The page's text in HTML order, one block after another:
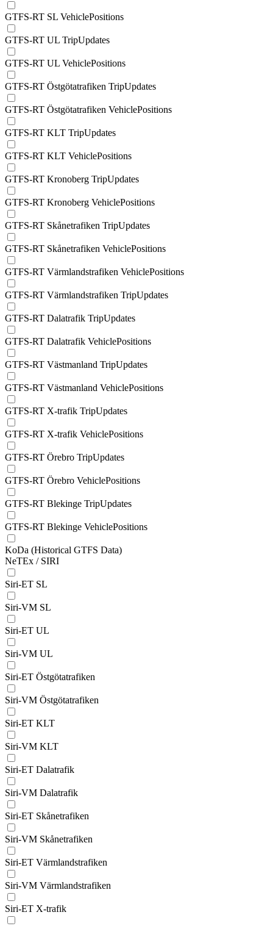
GTFS-RT SL VehiclePositions
GTFS-RT UL TripUpdates
GTFS-RT UL VehiclePositions
GTFS-RT Östgötatrafiken TripUpdates
GTFS-RT Östgötatrafiken VehiclePositions
GTFS-RT KLT TripUpdates
GTFS-RT KLT VehiclePositions
GTFS-RT Kronoberg TripUpdates
GTFS-RT Kronoberg VehiclePositions
GTFS-RT Skånetrafiken TripUpdates
GTFS-RT Skånetrafiken VehiclePositions
GTFS-RT Värmlandstrafiken VehiclePositions
GTFS-RT Värmlandstrafiken TripUpdates
GTFS-RT Dalatrafik TripUpdates
GTFS-RT Dalatrafik VehiclePositions
GTFS-RT Västmanland TripUpdates
GTFS-RT Västmanland VehiclePositions
GTFS-RT X-trafik TripUpdates
GTFS-RT X-trafik VehiclePositions
GTFS-RT Örebro TripUpdates
GTFS-RT Örebro VehiclePositions
GTFS-RT Blekinge TripUpdates
GTFS-RT Blekinge VehiclePositions
KoDa (Historical GTFS Data)
NeTEx / SIRI
Siri-ET SL
Siri-VM SL
Siri-ET UL
Siri-VM UL
Siri-ET Östgötatrafiken
Siri-VM Östgötatrafiken
Siri-ET KLT
Siri-VM KLT
Siri-ET Dalatrafik
Siri-VM Dalatrafik
Siri-ET Skånetrafiken
Siri-VM Skånetrafiken
Siri-ET Värmlandstrafiken
Siri-VM Värmlandstrafiken
Siri-ET X-trafik